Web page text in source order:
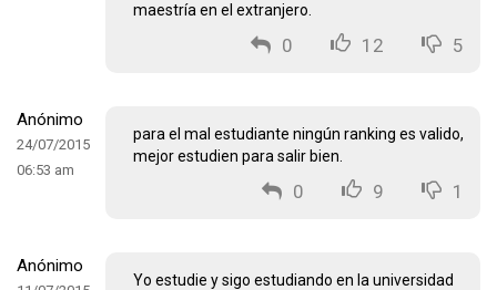
maestría en el extranjero.
0 12 5
Anónimo
24/07/2015
06:53 am
para el mal estudiante ningún ranking es valido,
mejor estudien para salir bien.
0 9 1
Anónimo
Yo estudie y sigo estudiando en la universidad